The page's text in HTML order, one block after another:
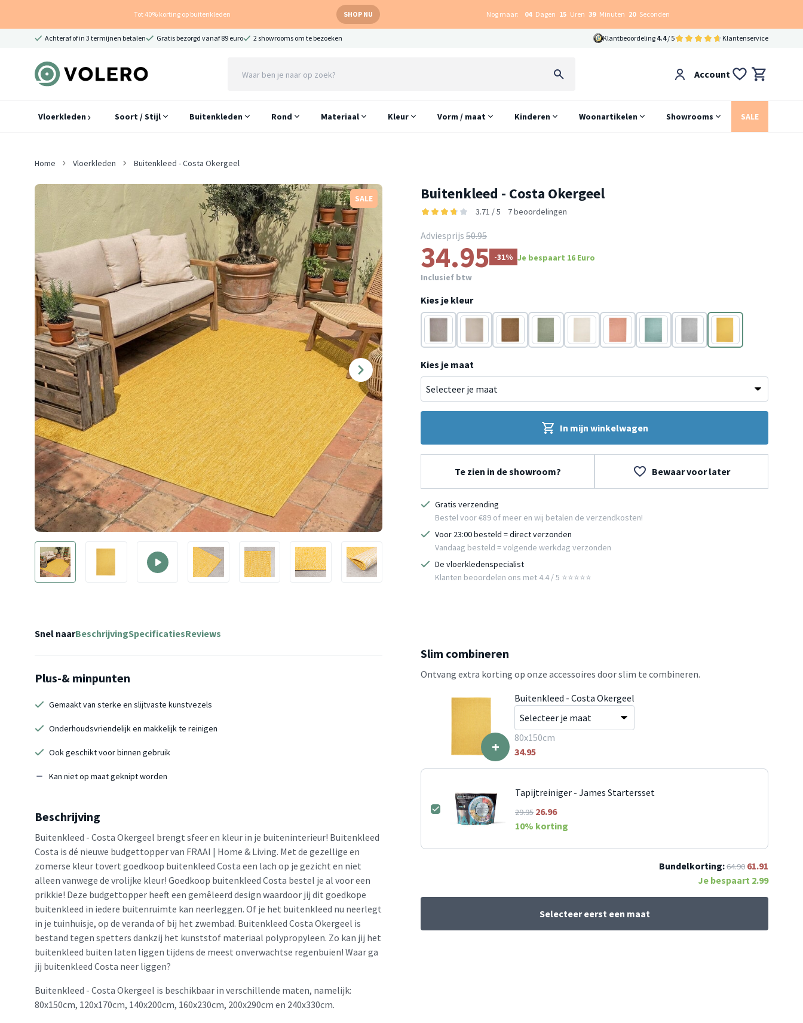
Tot 40% korting op buitenkleden SHOP NU Nog maar: 04 Dagen 15 Uren 39 Minuten 19 Seconden
Achteraf of in 3 termijnen betalen Gratis bezorgd vanaf 89 euro 2 showrooms om te bezoeken Klantbeoordeling 4.4/ 5 Klantenservice
Account
Vloerkleden Soort / Stijl Buitenkleden Rond Materiaal Kleur Vorm / maat Kinderen Woonartikelen Showrooms SALE
Home Vloerkleden Buitenkleed - Costa Okergeel
SALE Buitenkleed - Costa Okergeel
3.71 / 5 7 beoordelingen
Adviesprijs 50.95
34.95 -31% Je bespaart 16 Euro
Inclusief btw
Kies je kleur
Taupe Crème Cognac Groen Crème Oranje TurquoiseGrijs
Geel
Kies je maat
In mijn winkelwagen
Te zien in de showroom? Bewaar voor later
Gratis verzending
Bestel voor €89 of meer en wij betalen de verzendkosten!
Voor 23:00 besteld = direct verzonden
Vandaag besteld = volgende werkdag verzonden
De vloerkledenspecialist
Klanten beoordelen ons met 4.4 / 5 ⭐⭐⭐⭐⭐
Snel naarBeschrijvingSpecificatiesReviews
Plus-& minpunten
Gemaakt van sterke en slijtvaste kunstvezels
Onderhoudsvriendelijk en makkelijk te reinigen
Ook geschikt voor binnen gebruik
Kan niet op maat geknipt worden
Beschrijving
Buitenkleed - Costa Okergeel brengt sfeer en kleur in je buiteninterieur! Buitenkleed
Costa is dé nieuwe budgettopper van FRAAI | Home & Living. Met de gezellige en
zomerse kleur tovert goedkoop buitenkleed Costa een lach op je gezicht en niet
alleen vanwege de vrolijke kleur! Goedkoop buitenkleed Costa bestel je al voor een
prikkie! Deze budgettopper heeft een gemêleerd design waardoor jij dit goedkope
buitenkleed in iedere buitenruimte kan neerleggen. Of je het buitenkleed nu neerlegt
in je tuinhuisje, op de veranda of bij het zwembad. Buitenkleed Costa Okergeel is
bestand tegen spetters dankzij het kunststof materiaal polypropyleen. Zo kan jij het
buitenkleed buiten laten liggen tijdens de meest onverwachtse regenbuien! Waar ga
jij buitenkleed Costa neer liggen?
Buitenkleed - Costa Okergeel is beschikbaar in verschillende maten, namelijk:
80x150cm, 120x170cm, 140x200cm, 160x230cm, 200x290cm en 240x330cm.
Slim combineren
Ontvang extra korting op onze accessoires door slim te combineren.
+
Buitenkleed - Costa Okergeel
80x150cm
34.95
Tapijtreiniger - James Startersset
29.95 26.96
10% korting
Bundelkorting:64.90 61.91
Je bespaart 2.99
Selecteer eerst een maat